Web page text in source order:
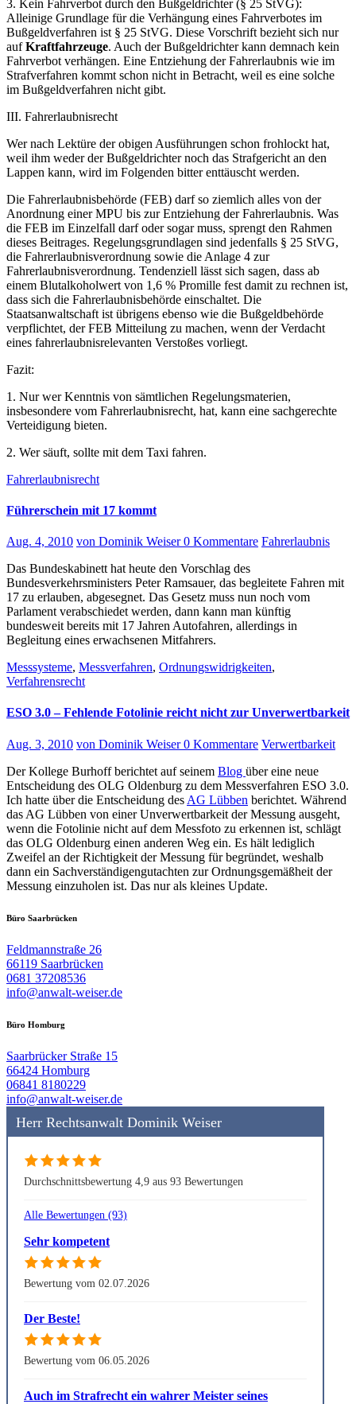
3. Kein Fahrverbot durch den Bußgeldrichter (§ 25 StVG):
Alleinige Grundlage für die Verhängung eines Fahrverbotes im
Bußgeldverfahren ist § 25 StVG. Diese Vorschrift bezieht sich nur
aufKraftfahrzeuge. Auch der Bußgeldrichter kann demnach kein
Fahrverbot verhängen. Eine Entziehung der Fahrerlaubnis wie im
Strafverfahren kommt schon nicht in Betracht, weil es eine solche
im Bußgeldverfahren nicht gibt.
III. Fahrerlaubnisrecht
Wer nach Lektüre der obigen Ausführungen schon frohlockt hat,
weil ihm weder der Bußgeldrichter noch das Strafgericht an den
Lappen kann, wird im Folgenden bitter enttäuscht werden.
Die Fahrerlaubnisbehörde (FEB) darf so ziemlich alles von der
Anordnung einer MPU bis zur Entziehung der Fahrerlaubnis. Was
die FEB im Einzelfall darf oder sogar muss, sprengt den Rahmen
dieses Beitrages. Regelungsgrundlagen sind jedenfalls § 25 StVG,
die Fahrerlaubnisverordnung sowie die Anlage 4 zur
Fahrerlaubnisverordnung. Tendenziell lässt sich sagen, dass ab
einem Blutalkoholwert von 1,6 % Promille fest damit zu rechnen ist,
dass sich die Fahrerlaubnisbehörde einschaltet. Die
Staatsanwaltschaft ist übrigens ebenso wie die Bußgeldbehörde
verpflichtet, der FEB Mitteilung zu machen, wenn der Verdacht
eines fahrerlaubnisrelevanten Verstoßes vorliegt.
Fazit:
1. Nur wer Kenntnis von sämtlichen Regelungsmaterien,
insbesondere vom Fahrerlaubnisrecht, hat, kann eine sachgerechte
Verteidigung bieten.
2. Wer säuft, sollte mit dem Taxi fahren.
Fahrerlaubnisrecht
Führerschein mit 17 kommt
Aug. 4, 2010 von Dominik Weiser0 Kommentare Fahrerlaubnis
Das Bundeskabinett hat heute den Vorschlag des
Bundesverkehrsministers Peter Ramsauer, das begleitete Fahren mit
17 zu erlauben, abgesegnet. Das Gesetz muss nun noch vom
Parlament verabschiedet werden, dann kann man künftig
bundesweit bereits mit 17 Jahren Autofahren, allerdings in
Begleitung eines erwachsenen Mitfahrers.
Messsysteme, Messverfahren, Ordnungswidrigkeiten,
Verfahrensrecht
ESO 3.0 – Fehlende Fotolinie reicht nicht zur Unverwertbarkeit
Aug. 3, 2010 von Dominik Weiser0 Kommentare Verwertbarkeit
Der Kollege Burhoff berichtet auf seinem Blog über eine neue
Entscheidung des OLG Oldenburg zu dem Messverfahren ESO 3.0.
Ich hatte über die Entscheidung des AG Lübben berichtet. Während
das AG Lübben von einer Unverwertbarkeit der Messung ausgeht,
wenn die Fotolinie nicht auf dem Messfoto zu erkennen ist, schlägt
das OLG Oldenburg einen anderen Weg ein. Es hält lediglich
Zweifel an der Richtigkeit der Messung für begründet, weshalb
dann ein Sachverständigengutachten zur Ordnungsgemäßheit der
Messung einzuholen ist. Das nur als kleines Update.
Büro Saarbrücken
Feldmannstraße 26
66119 Saarbrücken
0681 37208536
info@anwalt-weiser.de
Büro Homburg
Saarbrücker Straße 15
66424 Homburg
06841 8180229
info@anwalt-weiser.de
Herr Rechtsanwalt Dominik Weiser
Durchschnittsbewertung 4,9 aus 93 Bewertungen
Alle Bewertungen (93)
Sehr kompetent
Bewertung vom 02.07.2026
Der Beste!
Bewertung vom 06.05.2026
Auch im Strafrecht ein wahrer Meister seines